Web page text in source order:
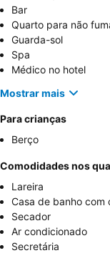
Bar
Quarto para não
Guarda-sol
Spa
Médico no hotel
Mostrar mais
Para crianças
Berço
Comodidades nos
Lareira
Casa de banho com
Secador
Ar condicionado
Secretária